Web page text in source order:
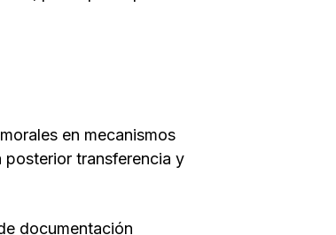
en mecanismos
transferencia y
documentación